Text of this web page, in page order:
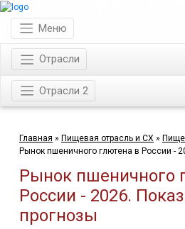
Меню
Отрасли
Отрасли 2
Главная » Пищевая отрасль и СХ »
Рынок пшеничного глютена в России -
Рынок пшеничного
России - 2026.
прогнозы